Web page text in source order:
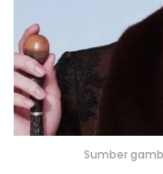
Sumber